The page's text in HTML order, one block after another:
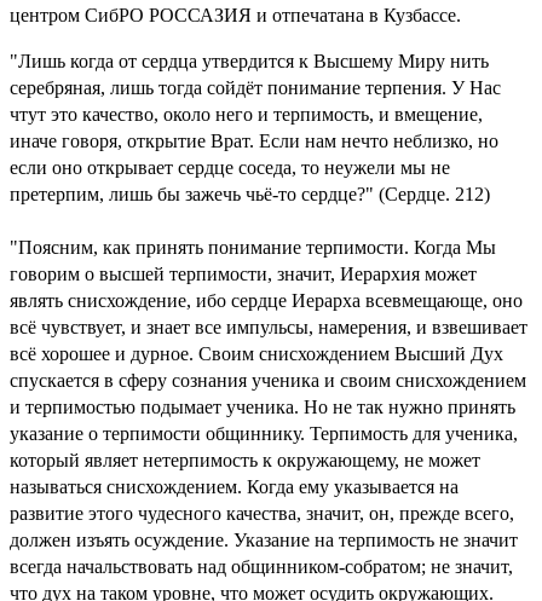
центром СибРО РОССАЗИЯ и отпечатана в Кузбассе.
"Лишь когда от сердца утвердится к Высшему Миру нить
серебряная, лишь тогда сойдёт понимание терпения. У Нас
чтут это качество, около него и терпимость, и вмещение,
иначе говоря, открытие Врат. Если нам нечто неблизко, но
если оно открывает сердце соседа, то неужели мы не
претерпим, лишь бы зажечь чьё-то сердце?" (Сердце. 212)
"Поясним, как принять понимание терпимости. Когда Мы
говорим о высшей терпимости, значит, Иерархия может
являть снисхождение, ибо сердце Иерарха всевмещающе, оно
всё чувствует, и знает все импульсы, намерения, и взвешивает
всё хорошее и дурное. Своим снисхождением Высший Дух
спускается в сферу сознания ученика и своим снисхождением
и терпимостью подымает ученика. Но не так нужно принять
указание о терпимости общиннику. Терпимость для ученика,
который являет нетерпимость к окружающему, не может
называться снисхождением. Когда ему указывается на
развитие этого чудесного качества, значит, он, прежде всего,
должен изъять осуждение. Указание на терпимость не значит
всегда начальствовать над общинником-собратом; не значит,
что дух на таком уровне, что может осудить окружающих.